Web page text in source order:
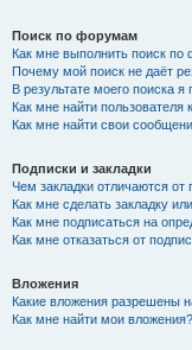
Поиск по форумам
Как мне выполнить поиск
Почему мой поиск не даёт
В результате моего поиска
Как мне найти пользователя
Как мне найти свои
Подписки и закладки
Чем закладки отличаются от
Как мне сделать закладку
Как мне подписаться на
Как мне отказаться от
Вложения
Какие вложения разрешены
Как мне найти мои вложения?